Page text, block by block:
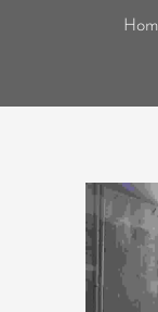
: Trying
of type
: Trying